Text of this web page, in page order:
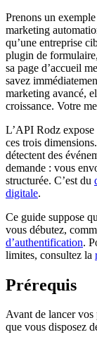
Prenons un
marketing
qu’une entreprise
plugin de
sa page d’accueil
savez
marketing avancé,
croissance. Votre
L’API Rodz
ces trois
détectent des
demande : vous
structurée. C’est du
digitale.
Ce guide suppose
vous débutez,
d’authentification.
limites, consultez la
Prérequis
Avant de lancer vos
que vous disposez